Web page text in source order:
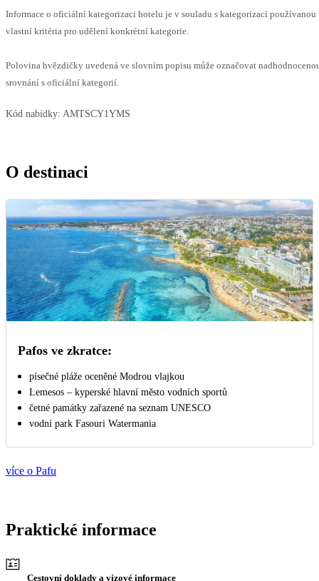
Informace o oficiální kategorizaci hotelu je v souladu s kategorizací používanou
vlastní kritéria pro udělení konkrétní kategorie.
Polovina hvězdičky uvedená ve slovním popisu může označovat
srovnání s oficiální kategorií.
Kód nabídky: AMTSCY1YMS
O destinaci
Pafos ve zkratce:
písečné pláže oceněné Modrou vlajkou
Lemesos – kyperské hlavní město vodních sportů
četné památky zařazené na seznam UNESCO
vodní park Fasouri Watermania
více o Pafu
Praktické informace
Cestovní doklady a vízové informace